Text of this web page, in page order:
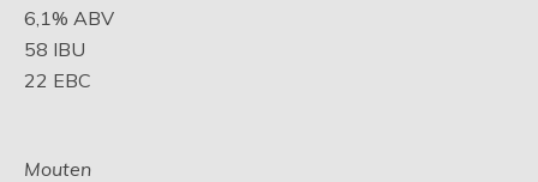
6,1% ABV
58 IBU
22 EBC
Mouten